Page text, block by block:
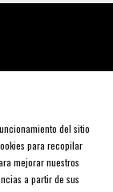
Font)
del sitio
para recopilar
mejorar nuestros
a partir de sus